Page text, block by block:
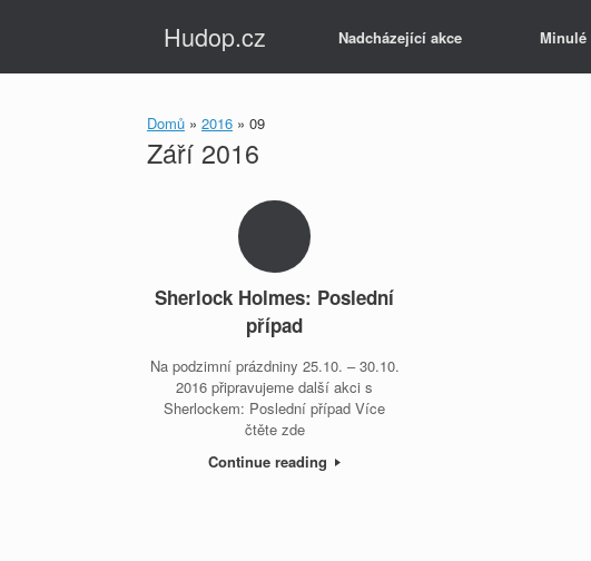
Hudop.cz Nadcházející akce Minulé
Domů » 2016 » 09
Září 2016
Sherlock Holmes: Poslední
případ
Na podzimní prázdniny 25.10. – 30.10.
2016 připravujeme další akci s
Sherlockem: Poslední případ Více
čtěte zde
Continue reading